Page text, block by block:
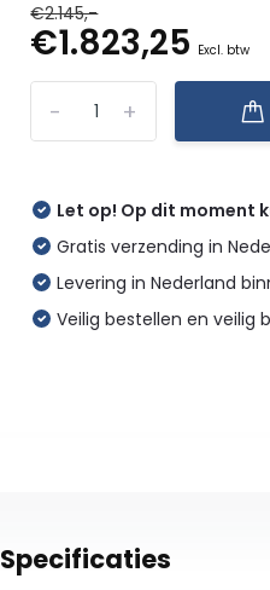
€2.145,-
€1.823,25 Excl. btw
+
-
Let op! Op dit moment
Gratis verzending in
Levering in Nederland
Veilig bestellen en veilig
Specificaties